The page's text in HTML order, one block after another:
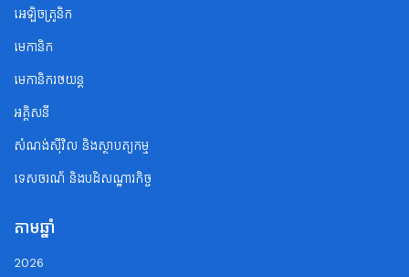
អេឡិចត្រូនិក
មេកានិក
មេកានិករថយន្ត
អគ្គិសនី
សំណង់ស៊ីវិល និងស្ថាបត្យកម្ម
ទេសចរណ័ និងបដិសណ្ឋារកិច្ច
តាមឆ្នាំ
2026